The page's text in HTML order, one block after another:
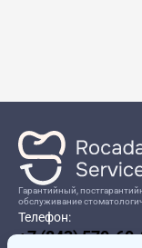
Гарантийный,
обслуживание
Телефон:
+7 (843) 570-